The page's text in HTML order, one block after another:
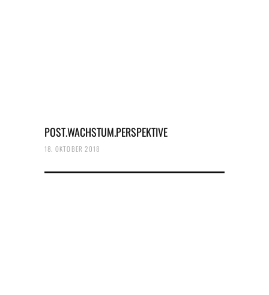
POST.WACHSTUM.PERSPEKTIVE
18. OKTOBER 2018